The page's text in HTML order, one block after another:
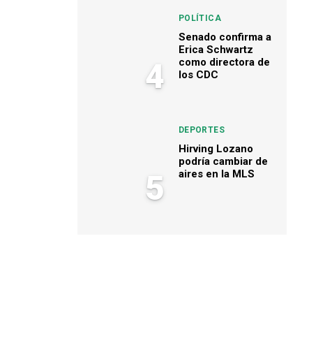
4
POLÍTICA
Senado confirma a
Erica Schwartz
como directora de
los CDC
5
DEPORTES
Hirving Lozano
podría cambiar de
aires en la MLS